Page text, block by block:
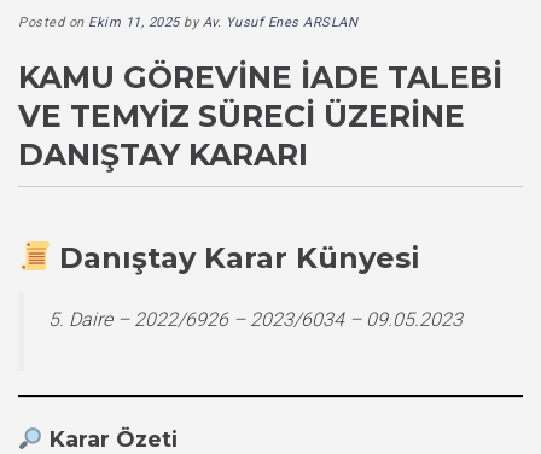
Posted on Ekim 11, 2025byAv. Yusuf Enes ARSLAN
KAMU GÖREVINE İADE TALEBI
VE TEMYIZ SÜRECI ÜZERINE
DANIŞTAY KARARI
Danıştay Karar Künyesi
5. Daire – 2022/6926 – 2023/6034 – 09.05.2023
Karar Özeti